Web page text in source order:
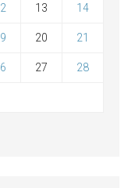
13 14
20 21
27 28